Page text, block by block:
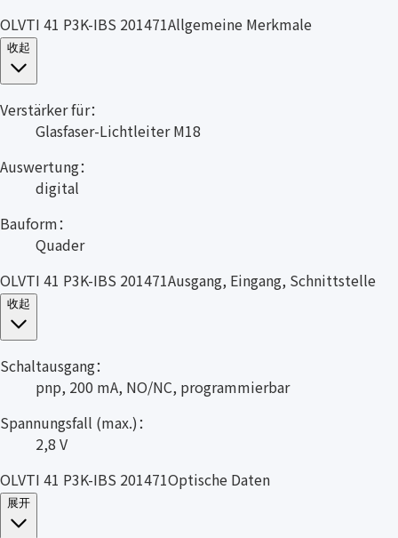
OLVTI 41 P3K-IBS 201471Allgemeine Merkmale
收起
Verstärker für：
Glasfaser-Lichtleiter M18
Auswertung：
digital
Bauform：
Quader
OLVTI 41 P3K-IBS 201471Ausgang, Eingang, Schnittstelle
收起
Schaltausgang：
pnp, 200 mA, NO/NC, programmierbar
Spannungsfall (max.)：
2,8 V
OLVTI 41 P3K-IBS 201471Optische Daten
展开